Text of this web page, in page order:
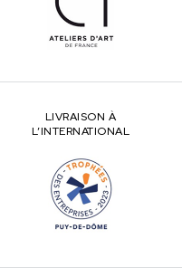
LIVRAISON À
L’INTERNATIONAL